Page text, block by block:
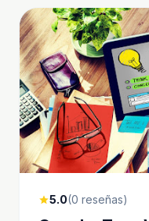
star5.0(0 reseñas)